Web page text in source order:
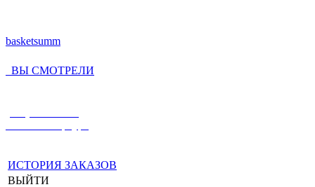
basketsumm
ВЫ СМОТРЕЛИ
ИСТОРИЯ ЗАКАЗОВ
ВЫЙТИ